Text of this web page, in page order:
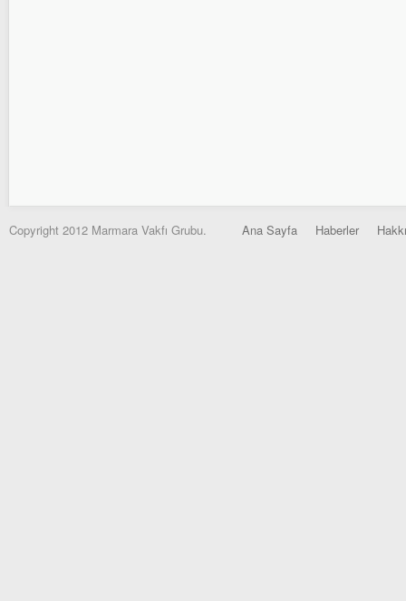
Copyright 2012 Marmara Vakfı Grubu. Ana Sayfa Haberler